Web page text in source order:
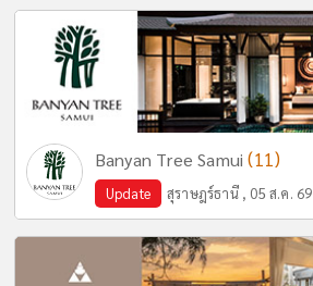
Banyan Tree Samui(11)
Update สุราษฎร์ธานี , 05 ส.ค. 69